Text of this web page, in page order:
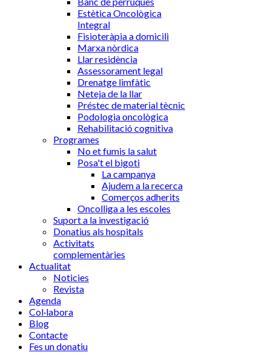
Estètica Oncològica
Integral
Fisioteràpia a domicili
Marxa nòrdica
Llar residència
Assessorament legal
Drenatge limfàtic
Neteja de la llar
Préstec de material tècnic
Podologia oncològica
Rehabilitació cognitiva
Programes
No et fumis la salut
Posa't el bigoti
La campanya
Ajudem a la recerca
Comerços adherits
Oncolliga a les escoles
Suport a la investigació
Donatius als hospitals
Activitats
complementàries
Actualitat
Noticies
Revista
Agenda
Col·labora
Blog
Contacte
Fes un donatiu